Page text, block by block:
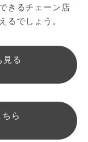
きるチェーン店
るでしょう。
る
ら